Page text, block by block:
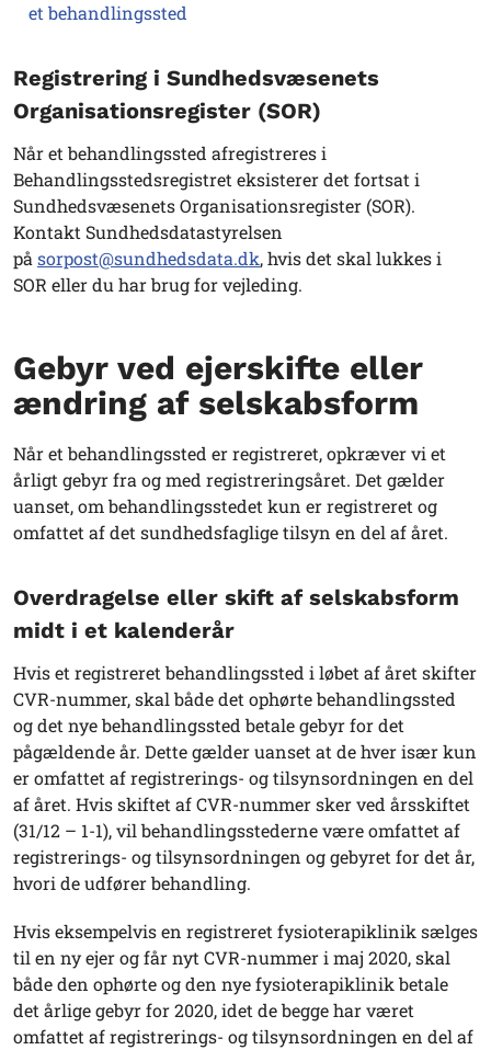
et behandlingssted
Registrering i Sundhedsvæsenets
Organisationsregister (SOR)
Når et behandlingssted afregistreres i
Behandlingsstedsregistret eksisterer det fortsat i
Sundhedsvæsenets Organisationsregister (SOR).
Kontakt Sundhedsdatastyrelsen
påsorpost@sundhedsdata.dk, hvis det skal lukkes i
SOR eller du har brug for vejleding.
Gebyr ved ejerskifte eller
ændring af selskabsform
Når et behandlingssted er registreret, opkræver vi et
årligt gebyr fra og med registreringsåret. Det gælder
uanset, om behandlingsstedet kun er registreret og
omfattet af det sundhedsfaglige tilsyn en del af året.
Overdragelse eller skift af selskabsform
midt i et kalenderår
Hvis et registreret behandlingssted i løbet af året skifter
CVR-nummer, skal både det ophørte behandlingssted
og det nye behandlingssted betale gebyr for det
pågældende år. Dette gælder uanset at de hver især kun
er omfattet af registrerings- og tilsynsordningen en del
af året. Hvis skiftet af CVR-nummer sker ved årsskiftet
(31/12 – 1-1), vil behandlingsstederne være omfattet af
registrerings- og tilsynsordningen og gebyret for det år,
hvori de udfører behandling.
Hvis eksempelvis en registreret fysioterapiklinik sælges
til en ny ejer og får nyt CVR-nummer i maj 2020, skal
både den ophørte og den nye fysioterapiklinik betale
det årlige gebyr for 2020, idet de begge har været
omfattet af registrerings- og tilsynsordningen en del af